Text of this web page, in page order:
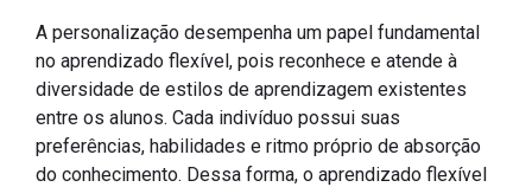
A personalização desempenha um papel fundamental
no aprendizado flexível, pois reconhece e atende à
diversidade de estilos de aprendizagem existentes
entre os alunos. Cada indivíduo possui suas
preferências, habilidades e ritmo próprio de absorção
do conhecimento. Dessa forma, o aprendizado flexível